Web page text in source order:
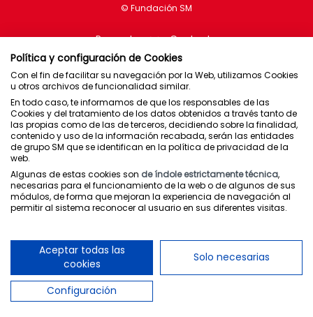
Proyectos Contacto
Brasil
Chile
España
México
Puerto Rico
Política de privacidad
Condiciones de uso
Política de cookies
Canal interno de comunicaciones
Política y configuración de Cookies
Con el fin de facilitar su navegación por la Web, utilizamos Cookies
u otros archivos de funcionalidad similar.
En todo caso, te informamos de que los responsables de las
Cookies y del tratamiento de los datos obtenidos a través tanto de
las propias como de las de terceros, decidiendo sobre la finalidad,
contenido y uso de la información recabada, serán las entidades
de grupo SM que se identifican en la política de privacidad de la
web.
Algunas de estas cookies son de índole estrictamente técnica,
necesarias para el funcionamiento de la web o de algunos de sus
módulos, de forma que mejoran la experiencia de navegación al
permitir al sistema reconocer al usuario en sus diferentes visitas.
Aceptar todas las
cookies
Solo necesarias
Configuración